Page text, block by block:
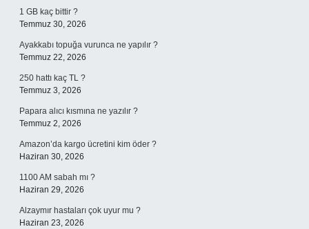
1 GB kaç bittir ?
Temmuz 30, 2026
Ayakkabı topuğa vurunca ne yapılır ?
Temmuz 22, 2026
250 hattı kaç TL ?
Temmuz 3, 2026
Papara alıcı kısmına ne yazılır ?
Temmuz 2, 2026
Amazon’da kargo ücretini kim öder ?
Haziran 30, 2026
1100 AM sabah mı ?
Haziran 29, 2026
Alzaymır hastaları çok uyur mu ?
Haziran 23, 2026